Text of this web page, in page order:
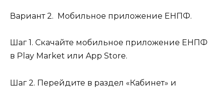
Вариант 2. Мобильное приложение ЕНПФ.
Шаг 1. Скачайте мобильное приложение ЕНПФ
в Play Market или App Store.
Шаг 2. Перейдите в раздел «Кабинет» и